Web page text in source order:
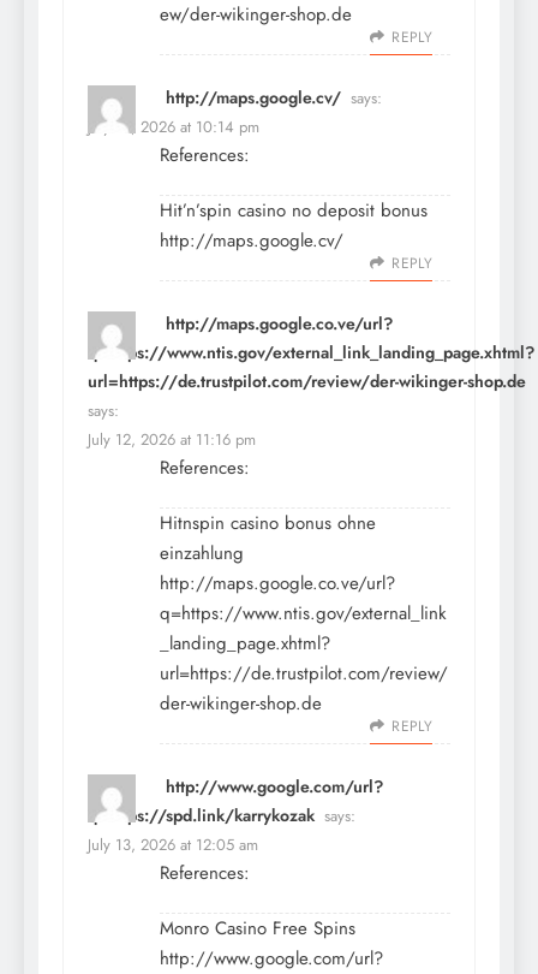
ew/der-wikinger-shop.de
REPLY
http://maps.google.cv/ says:
July 12, 2026 at 10:14 pm
References:
Hit’n’spin casino no deposit bonus
http://maps.google.cv/
REPLY
http://maps.google.co.ve/url?
q=https://www.ntis.gov/external_link_landing_page.xhtml?
url=https://de.trustpilot.com/review/der-wikinger-shop.de
says:
July 12, 2026 at 11:16 pm
References:
Hitnspin casino bonus ohne
einzahlung
http://maps.google.co.ve/url?
q=https://www.ntis.gov/external_link
_landing_page.xhtml?
url=https://de.trustpilot.com/review/
der-wikinger-shop.de
REPLY
http://www.google.com/url?
q=https://spd.link/karrykozak says:
July 13, 2026 at 12:05 am
References:
Monro Casino Free Spins
http://www.google.com/url?